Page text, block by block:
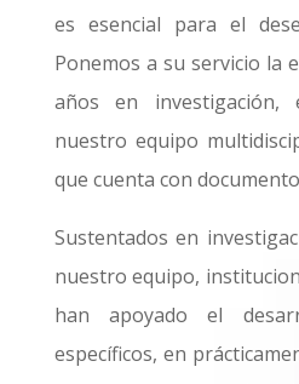
es esencial para el
Ponemos a su servicio la
años en investigación,
nuestro equipo
que cuenta con
Sustentados en
nuestro equipo,
han apoyado el
específicos, en